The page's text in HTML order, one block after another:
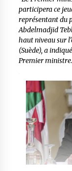
participera ce
représentant du
Abdelmadjid
haut niveau sur
(Suède), a
Premier